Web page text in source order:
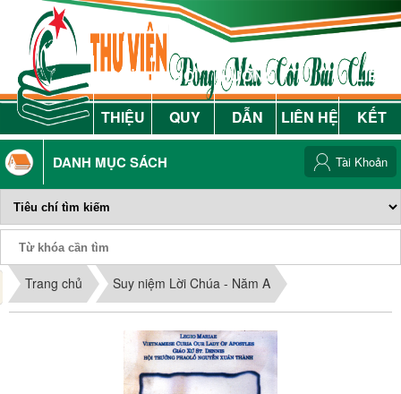
GIỚI
THIỆU
NỘI
QUY
HƯỚNG
DẪN
LIÊN HỆ
LIÊN
KẾT
DANH MỤC SÁCH
Phiếu Sách
Tài Khoản
Trang chủ Suy niệm Lời Chúa - Năm A